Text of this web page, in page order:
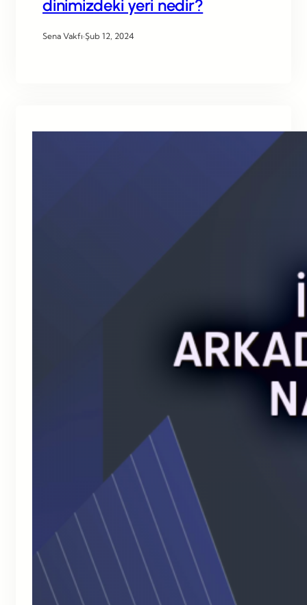
dinimizdeki yeri nedir?
Sena Vakfı·Şub 12, 2024